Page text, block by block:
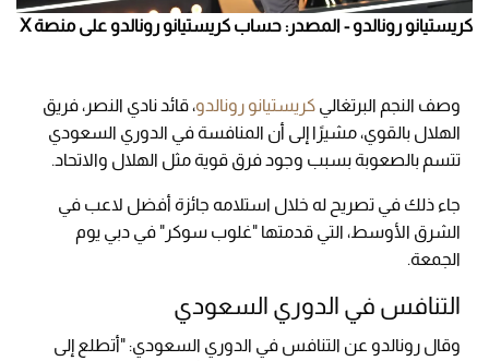
كريستيانو رونالدو - المصدر: حساب كريستيانو رونالدو على منصة X
وصف النجم البرتغالي كريستيانو رونالدو، قائد نادي النصر، فريق
الهلال بالقوي، مشيرًا إلى أن المنافسة في الدوري السعودي
تتسم بالصعوبة بسبب وجود فرق قوية مثل الهلال والاتحاد.
جاء ذلك في تصريح له خلال استلامه جائزة أفضل لاعب في
الشرق الأوسط، التي قدمتها "غلوب سوكر" في دبي يوم
الجمعة.
التنافس في الدوري السعودي
وقال رونالدو عن التنافس في الدوري السعودي: "أتطلع إلى